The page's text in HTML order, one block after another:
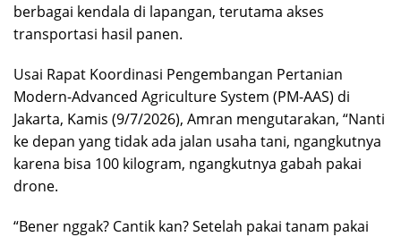
berbagai kendala di lapangan, terutama akses
transportasi hasil panen.
Usai Rapat Koordinasi Pengembangan Pertanian
Modern-Advanced Agriculture System (PM-AAS) di
Jakarta, Kamis (9/7/2026), Amran mengutarakan, “Nanti
ke depan yang tidak ada jalan usaha tani, ngangkutnya
karena bisa 100 kilogram, ngangkutnya gabah pakai
drone.
“Bener nggak? Cantik kan? Setelah pakai tanam pakai